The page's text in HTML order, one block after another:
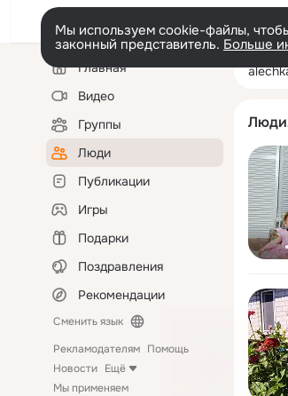
Мы используем cookie-файлы,
законный представитель. Больше
Левая
колонкаГлавная
Видео
Группы
Люди
Публикации
Игры
Подарки
Поздравления
Рекомендации
Сменить язык
Рекламодателям Помощь
Новости Ещё
Мы применяем
Люди